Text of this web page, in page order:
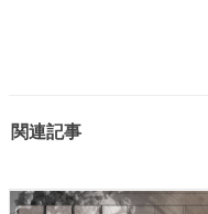
関連記事